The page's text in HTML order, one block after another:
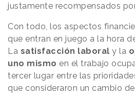
justamente recompensados
Con todo, los aspectos
que entran en juego a la hora
La satisfacción laboral y la
uno mismo en el trabajo
tercer lugar entre las
que consideraron un cambio